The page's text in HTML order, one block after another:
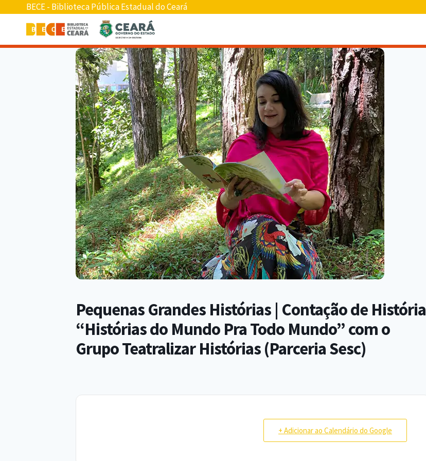
BECE - Biblioteca Pública Estadual do Ceará
Pequenas Grandes Histórias | Contação de História
“Histórias do Mundo Pra Todo Mundo” com o
Grupo Teatralizar Histórias (Parceria Sesc)
+ Adicionar ao Calendário do Google